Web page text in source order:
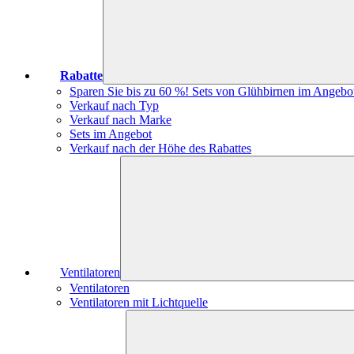
Rabatte
Sparen Sie bis zu 60 %! Sets von Glühbirnen im
Verkauf nach Typ
Verkauf nach Marke
Sets im Angebot
Verkauf nach der Höhe des Rabattes
Ventilatoren
Ventilatoren
Ventilatoren mit Lichtquelle